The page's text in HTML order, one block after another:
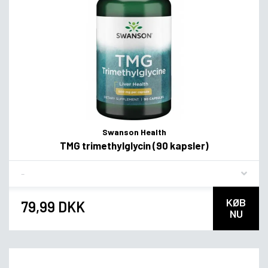
Swanson Health
TMG trimethylglycin (90 kapsler)
79,99 DKK
KØB
NU